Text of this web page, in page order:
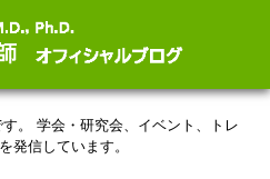
。
学会・研究会、イベント、トレ
発信しています。